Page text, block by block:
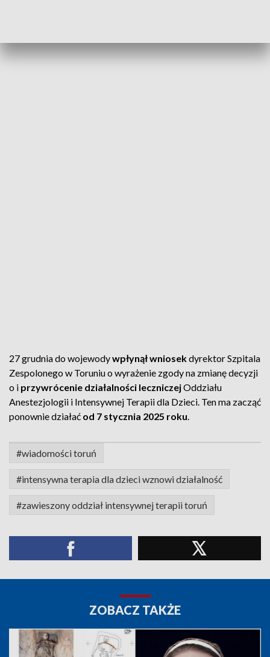
27 grudnia do wojewodywpłynął wniosekdyrektor Szpitala
Zespolonego w Toruniu o wyrażenie zgody na zmianę decyzji
o i przywrócenie działalności leczniczejOddziału
Anestezjologii i Intensywnej Terapii dla Dzieci. Ten ma zacząć
ponownie działać od 7 stycznia 2025 roku.
#wiadomości toruń
#intensywna terapia dla dzieci wznowi działalność
#zawieszony oddział intensywnej terapii toruń
ZOBACZ TAKŻE